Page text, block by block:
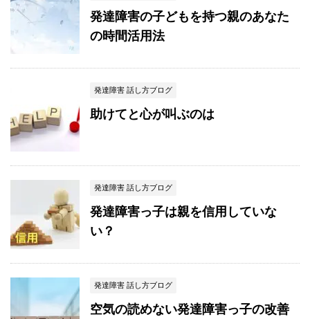
発達障害の子どもを持つ親のあなた
の時間活用法
発達障害 話し方ブログ
助けてと心が叫ぶのは
発達障害 話し方ブログ
発達障害っ子は親を信用していな
い？
発達障害 話し方ブログ
空気の読めない発達障害っ子の改善